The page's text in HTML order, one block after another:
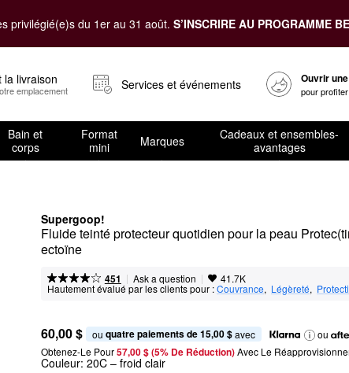
privilégié(e)s du 1er au 31 août. S’INSCRIRE AU PROGRAMME
la livraison
emplacement Services et événements Ouvrir
pour
Bain et
corps
Format
mini
Marques
Cadeaux et ensembles-
avantages
Supergoop!
Fluide teinté protecteur quotidien pour la peau
ectoïne
451 | Ask a question | 41.7K
Hautement évalué par les clients pour :Couvrance, Légèreté,
60,00 $ ou quatre paiements de 15,00 $ avec
ou
Obtenez-Le Pour57,00 $ (5% De Réduction) Avec Le
Couleur: 20C – froid clair